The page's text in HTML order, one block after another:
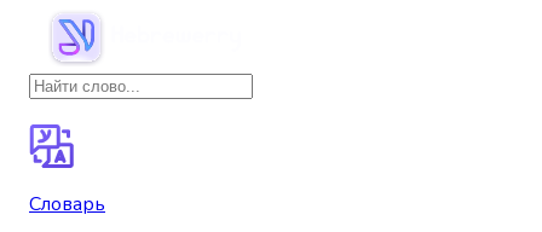
Словарь